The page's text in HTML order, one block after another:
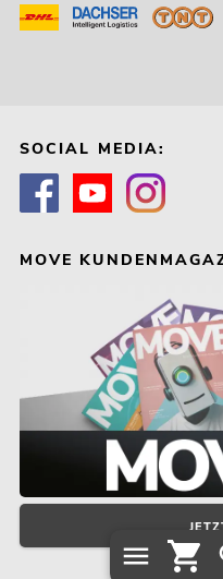
SOCIAL MEDIA:
MOVE